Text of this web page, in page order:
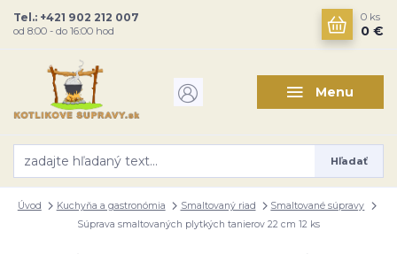
Menu
Hľadať
Tel.: +421 902 212 007
od 8:00 - do 16:00 hod
0 ks
0 €
Úvod Kuchyňa a gastronómia Smaltovaný riad
Smaltované súpravy
Súprava smaltovaných plytkých tanierov 22 cm 12 ks